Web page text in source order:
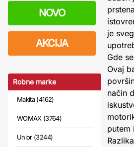
NOVO
AKCIJA
Robne marke
Makita (4162)
WOMAX (3764)
Unior (3244)
je
Gde
Ovaj
način
putem